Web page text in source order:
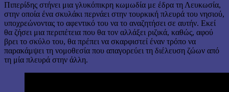
Πιπερίδης στήνει μια γλυκόπικρη κωμωδία με έδρα τη Λευκωσία,
στην οποία ένα σκυλάκι περνάει στην τουρκική πλευρά του νησιού,
υποχρεώνοντας το αφεντικό του να το αναζητήσει σε αυτήν. Εκεί
θα ζήσει μια περιπέτεια που θα τον αλλάξει ριζικά, καθώς, αφού
βρει το σκύλο του, θα πρέπει να σκαρφιστεί έναν τρόπο να
παρακάμψει τη νομοθεσία που απαγορεύει τη διέλευση ζώων από
τη μία πλευρά στην άλλη.